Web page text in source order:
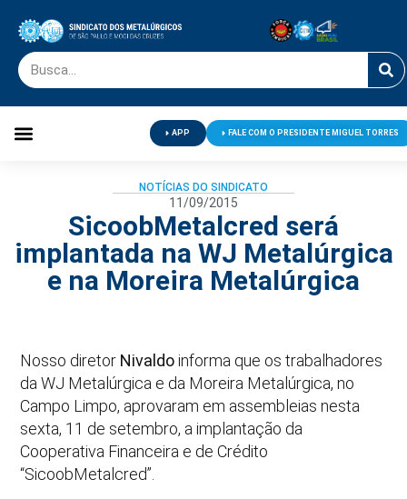
APP FALE COM O PRESIDENTE MIGUEL TORRES
NOTÍCIAS DO SINDICATO
11/09/2015
SicoobMetalcred será
implantada na WJ Metalúrgica
e na Moreira Metalúrgica
Nosso diretor Nivaldoinforma que os trabalhadores
da WJ Metalúrgica e da Moreira Metalúrgica, no
Campo Limpo, aprovaram em assembleias nesta
sexta, 11 de setembro, a implantação da
Cooperativa Financeira e de Crédito
“SicoobMetalcred”.